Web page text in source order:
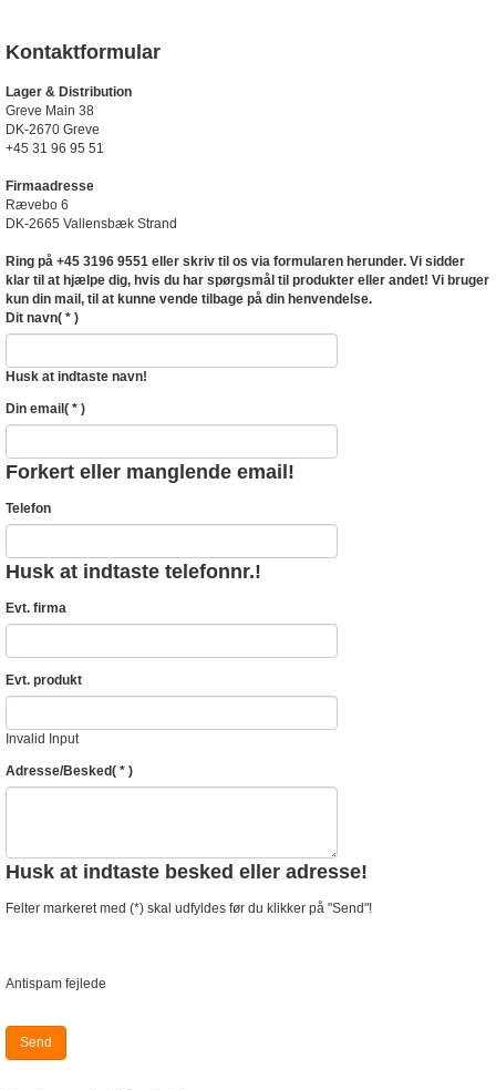
Kontaktformular
Lager & Distribution
Greve Main 38
DK-2670 Greve
+45 31 96 95 51
Firmaadresse
Rævebo 6
DK-2665 Vallensbæk Strand
Ring på +45 3196 9551 eller skriv til os via formularen herunder. Vi sidder
klar til at hjælpe dig, hvis du har spørgsmål til produkter eller andet! Vi bruger
kun din mail, til at kunne vende tilbage på din henvendelse.
Dit navn( * )
Husk at indtaste navn!
Din email ( * )
Forkert eller manglende email!
Telefon
Husk at indtaste telefonnr.!
Evt. firma
Evt. produkt
Invalid Input
Adresse/Besked( * )
Husk at indtaste besked eller adresse!
Felter markeret med (*) skal udfyldes før du klikker på "Send"!
Antispam fejlede
Send